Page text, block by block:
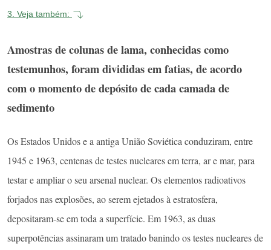
3. Veja também:
Amostras de colunas de lama, conhecidas como
testemunhos, foram divididas em fatias, de acordo
com o momento de depósito de cada camada de
sedimento
Os Estados Unidos e a antiga União Soviética conduziram, entre
1945 e 1963, centenas de testes nucleares em terra, ar e mar, para
testar e ampliar o seu arsenal nuclear. Os elementos radioativos
forjados nas explosões, ao serem ejetados à estratosfera,
depositaram-se em toda a superfície. Em 1963, as duas
superpotências assinaram um tratado banindo os testes nucleares de